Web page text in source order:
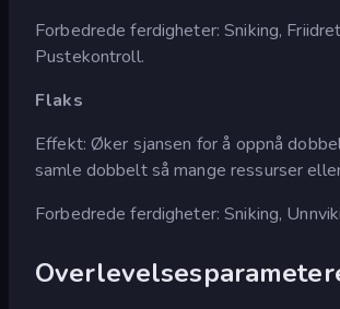
Forbedrede ferdigheter: Sniking,
Pustekontroll.
Flaks
Effekt: Øker sjansen for å oppnå
samle dobbelt så mange ressurser
Forbedrede ferdigheter: Sniking,